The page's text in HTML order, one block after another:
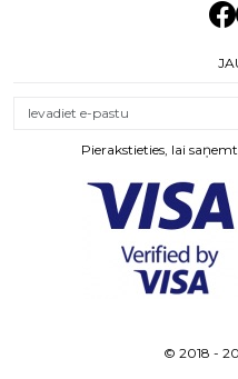
Pierakstieties, lai
© 2018 -